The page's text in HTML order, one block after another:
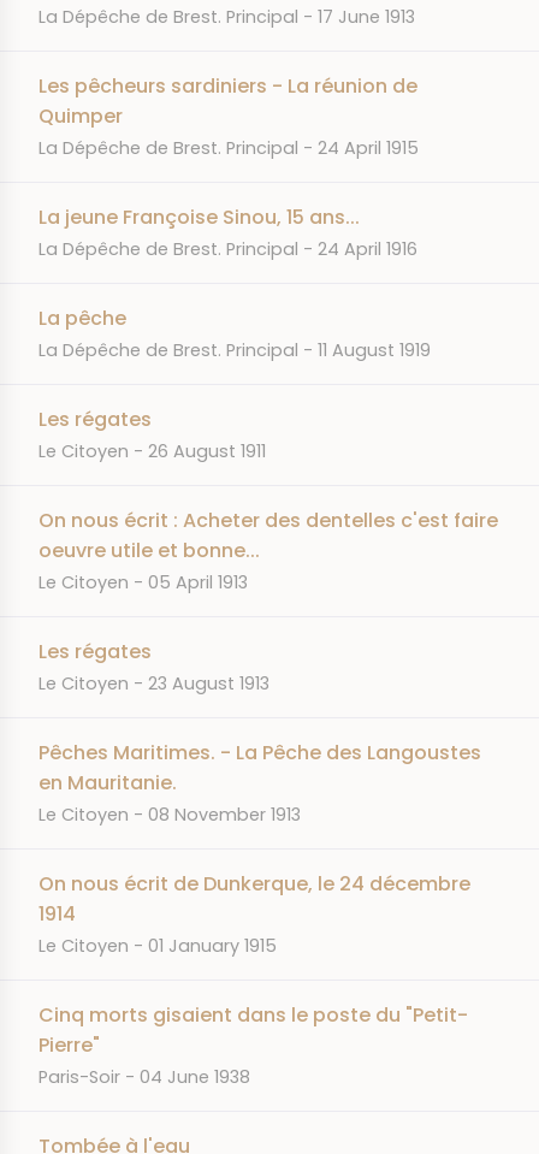
JOURNAL
La Dépêche de Brest. Principal DATE
17 June 1913
Les pêcheurs sardiniers - La réunion de
Quimper
JOURNAL
La Dépêche de Brest. Principal DATE
24 April 1915
La jeune Françoise Sinou, 15 ans...
JOURNAL
La Dépêche de Brest. Principal DATE
24 April 1916
La pêche
JOURNAL
La Dépêche de Brest. Principal DATE
11 August 1919
Les régates
JOURNAL
Le Citoyen DATE
26 August 1911
On nous écrit : Acheter des dentelles c'est faire
oeuvre utile et bonne...
JOURNAL
Le Citoyen DATE
05 April 1913
Les régates
JOURNAL
Le Citoyen DATE
23 August 1913
Pêches Maritimes. - La Pêche des Langoustes
en Mauritanie.
JOURNAL
Le Citoyen DATE
08 November 1913
On nous écrit de Dunkerque, le 24 décembre
1914
JOURNAL
Le Citoyen DATE
01 January 1915
Cinq morts gisaient dans le poste du "Petit-
Pierre"
JOURNAL
Paris-Soir DATE
04 June 1938
Tombée à l'eau